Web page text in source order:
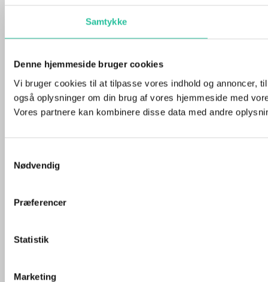
Samtykke
Denne hjemmeside bruger cookies
Vi bruger cookies til at tilpasse vores indhold og annoncer,
også oplysninger om din brug af vores hjemmeside med
Vores partnere kan kombinere disse data med andre
Nødvendig
Præferencer
Statistik
Marketing